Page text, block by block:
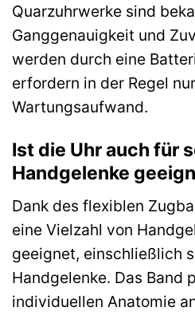
Quarzuhrwerke sind
Ganggenauigkeit und
werden durch eine
erfordern in der Regel
Wartungsaufwand.
Ist die Uhr auch für
Handgelenke
Dank des flexiblen
eine Vielzahl von
geeignet, einschließlich
Handgelenke. Das Band
individuellen Anatomie